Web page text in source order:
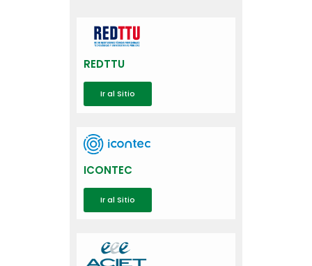
REDTTU
Ir al Sitio
ICONTEC
Ir al Sitio